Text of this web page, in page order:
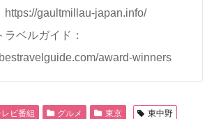
https://gaultmillau-japan.info/
ベルガイド：
award-winners
レビ番組 グルメ 東京 東中野